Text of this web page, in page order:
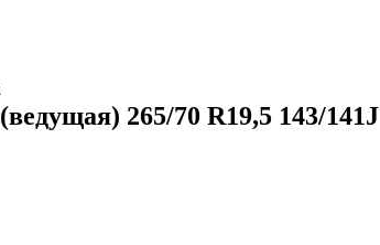
265/70 R19,5 143/141J